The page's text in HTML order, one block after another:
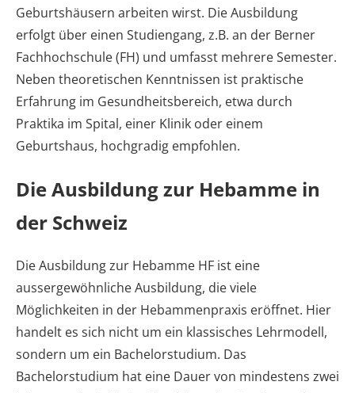
Geburtshäusern arbeiten wirst. Die Ausbildung
erfolgt über einen Studiengang, z.B. an der Berner
Fachhochschule (FH) und umfasst mehrere Semester.
Neben theoretischen Kenntnissen ist praktische
Erfahrung im Gesundheitsbereich, etwa durch
Praktika im Spital, einer Klinik oder einem
Geburtshaus, hochgradig empfohlen.
Die Ausbildung zur Hebamme in
der Schweiz
Die Ausbildung zur Hebamme HF ist eine
aussergewöhnliche Ausbildung, die viele
Möglichkeiten in der Hebammenpraxis eröffnet. Hier
handelt es sich nicht um ein klassisches Lehrmodell,
sondern um ein Bachelorstudium. Das
Bachelorstudium hat eine Dauer von mindestens zwei